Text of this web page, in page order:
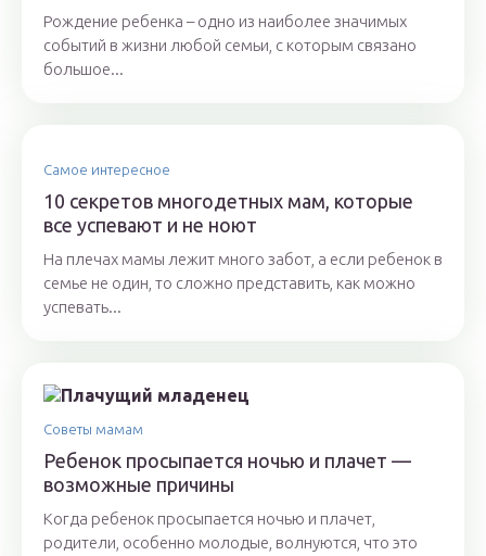
Рождение ребенка – одно из наиболее значимых
событий в жизни любой семьи, с которым связано
большое...
Самое интересное
10 секретов многодетных мам, которые
все успевают и не ноют
На плечах мамы лежит много забот, а если ребенок в
семье не один, то сложно представить, как можно
успевать...
Советы мамам
Ребенок просыпается ночью и плачет —
возможные причины
Когда ребенок просыпается ночью и плачет,
родители, особенно молодые, волнуются, что это